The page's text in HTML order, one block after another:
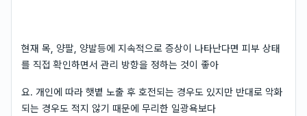
현재 목, 양팔, 양발등에 지속적으로 증상이 나타난다면 피부 상태
를 직접 확인하면서 관리 방향을 정하는 것이 좋아
요. 개인에 따라 햇볕 노출 후 호전되는 경우도 있지만 반대로 악화
되는 경우도 적지 않기 때문에 무리한 일광욕보다